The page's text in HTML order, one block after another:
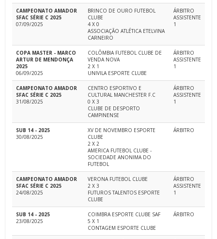
CAMPEONATO AMADOR
SFAC SÉRIE C 2025
07/09/2025
BRINCO DE OURO FUTEBOL
CLUBE
4 X 0
ASSOCIAÇÃO ATLÉTICA ETELVINA
CARNEIRO
ÁRBITRO
ASSISTENTE
1
COPA MASTER - MARCO
ARTUR DE MENDONÇA
2025
06/09/2025
COLÔMBIA FUTEBOL CLUBE DE
VENDA NOVA
2 X 1
UNIVILA ESPORTE CLUBE
ÁRBITRO
ASSISTENTE
1
CAMPEONATO AMADOR
SFAC SÉRIE C 2025
31/08/2025
CENTRO ESPORTIVO E
CULTURAL MANCHESTER F.C
0 X 3
CLUBE DE DESPORTO
CAMPINENSE
ÁRBITRO
ASSISTENTE
1
SUB 14 - 2025
30/08/2025
XV DE NOVEMBRO ESPORTE
CLUBE
2 X 2
AMERICA FUTEBOL CLUBE -
SOCIEDADE ANONIMA DO
FUTEBOL
ÁRBITRO
CAMPEONATO AMADOR
SFAC SÉRIE C 2025
24/08/2025
VERONA FUTEBOL CLUBE
2 X 3
FUTUROS TALENTOS ESPORTE
CLUBE
ÁRBITRO
ASSISTENTE
1
SUB 14 - 2025
23/08/2025
COIMBRA ESPORTE CLUBE SAF
5 X 1
CONTAGEM ESPORTE CLUBE
ÁRBITRO